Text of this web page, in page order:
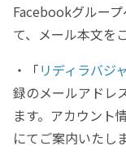
Facebookグルー
て、メール本文を
・「リディラバジ
録のメールアドレ
ます。アカウント
にてご案内いたし